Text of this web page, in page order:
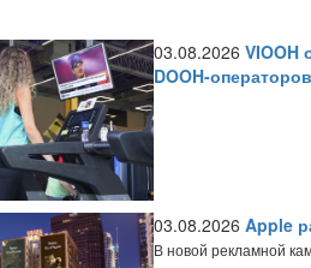
03.08.2026 VIOOH
DOOH-
03.08.2026 Apple
В новой рекламной